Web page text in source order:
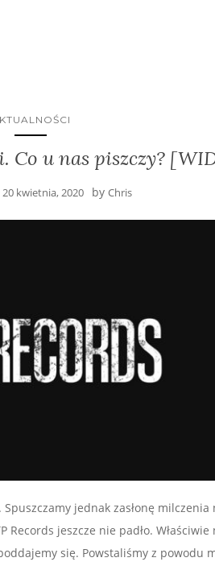
Co u nas piszczy?
20 kwietnia, 2020 by Chris
jednak zasłonę
jeszcze nie padło.
się. Powstaliśmy z powodu